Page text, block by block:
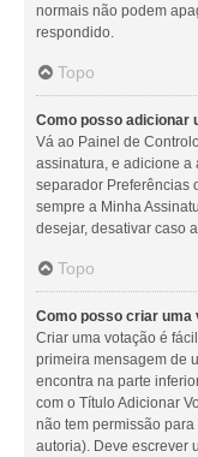
normais não podem
respondido.
Topo
Como posso adicionar
Vá ao Painel de
assinatura, e adicione a
separador Preferências
sempre a Minha
desejar, desativar caso
Topo
Como posso criar uma
Criar uma votação é
primeira mensagem de
encontra na parte
com o Título Adicionar
não tem permissão
autoria). Deve escrever